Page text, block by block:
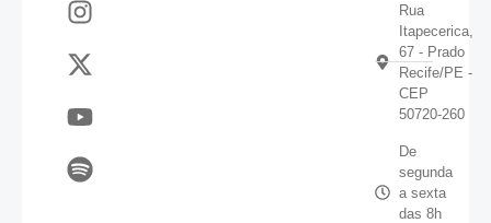
Rua
Itapecerica,
67 - Prado
Recife/PE -
CEP
50720-260
De
segunda
a sexta
das 8h